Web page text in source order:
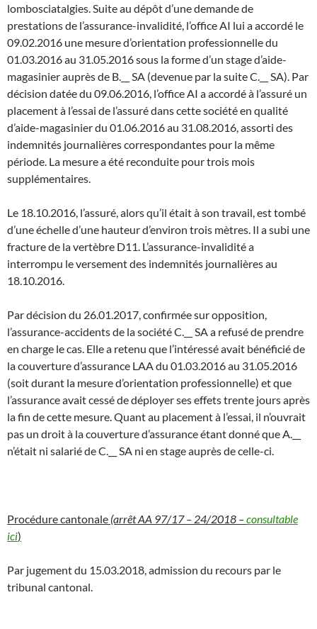
lombosciatalgies. Suite au dépôt d’une demande de
prestations de l’assurance-invalidité, l’office AI lui a accordé le
09.02.2016 une mesure d’orientation professionnelle du
01.03.2016 au 31.05.2016 sous la forme d’un stage d’aide-
magasinier auprès de B.__ SA (devenue par la suite C.__ SA). Par
décision datée du 09.06.2016, l’office AI a accordé à l’assuré un
placement à l’essai de l’assuré dans cette société en qualité
d’aide-magasinier du 01.06.2016 au 31.08.2016, assorti des
indemnités journalières correspondantes pour la même
période. La mesure a été reconduite pour trois mois
supplémentaires.
Le 18.10.2016, l’assuré, alors qu’il était à son travail, est tombé
d’une échelle d’une hauteur d’environ trois mètres. Il a subi une
fracture de la vertèbre D11. L’assurance-invalidité a
interrompu le versement des indemnités journalières au
18.10.2016.
Par décision du 26.01.2017, confirmée sur opposition,
l’assurance-accidents de la société C.__ SA a refusé de prendre
en charge le cas. Elle a retenu que l’intéressé avait bénéficié de
la couverture d’assurance LAA du 01.03.2016 au 31.05.2016
(soit durant la mesure d’orientation professionnelle) et que
l’assurance avait cessé de déployer ses effets trente jours après
la fin de cette mesure. Quant au placement à l’essai, il n’ouvrait
pas un droit à la couverture d’assurance étant donné que A.__
n’était ni salarié de C.__ SA ni en stage auprès de celle-ci.
Procédure cantonale (arrêt AA 97/17 – 24/2018 –consultable
ici)
Par jugement du 15.03.2018, admission du recours par le
tribunal cantonal.